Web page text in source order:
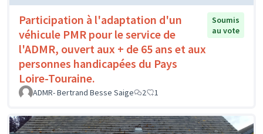
Participation à l'adaptation d'un
véhicule PMR pour le service de
l'ADMR, ouvert aux + de 65 ans et aux
personnes handicapées du Pays
Loire-Touraine.
Soumis
au vote
ADMR- Bertrand Besse Saige 2 1